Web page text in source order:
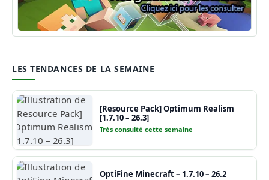
Guide Minecraft
LES TENDANCES DE LA SEMAINE
[Resource Pack] Optimum Realism
[1.7.10 – 26.3]
Très consulté cette semaine
OptiFine Minecraft – 1.7.10 – 26.2